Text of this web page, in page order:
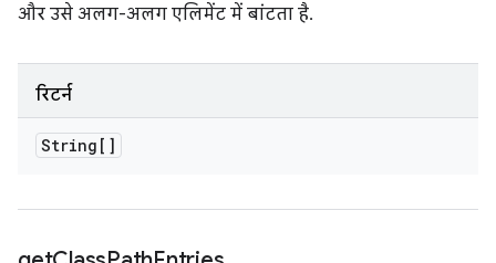
और उसे अलग-अलग एलिमेंट में बांटता है.
रिटर्न
String[]